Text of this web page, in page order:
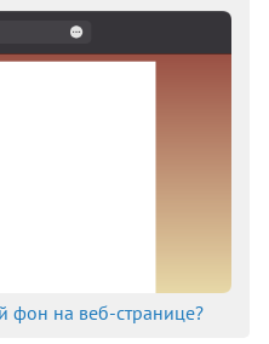
фон на веб-странице?